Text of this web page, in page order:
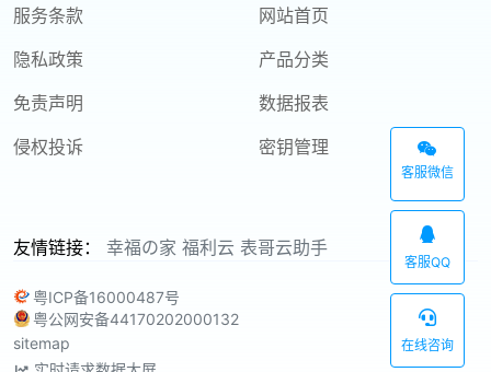
服务条款
隐私政策
免责声明
侵权投诉
网站首页
产品分类
数据报表
密钥管理
友情链接： 幸福の家 福利云 表哥云助手
粤ICP备16000487号
粤公网安备44170202000132
sitemap
客服微信
客服QQ
在线咨询